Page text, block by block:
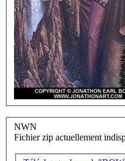
NWN
Fichier zip actuellement